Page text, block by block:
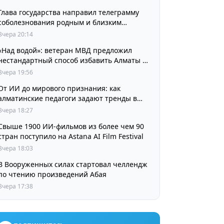
государства направил телеграмму
родным и близким
кинорежиссера Ардака
20:14
водой»: ветеран МВД предложил
способ избавить Алматы от
и смога
19:56
ИИ до мирового признания: как
педагоги задают тренды в
языков
18:27
1900 ИИ-фильмов из более чем 90
поступило на Astana AI Film Festival
18:03
Вооруженных силах стартовал челлендж
чтению произведений Абая
17:38